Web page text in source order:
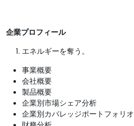
企業プロフィール
エネルギーを奪う。
事業概要
会社概要
製品概要
企業別市場シェア分析
企業別カバレッジポートフォリオ